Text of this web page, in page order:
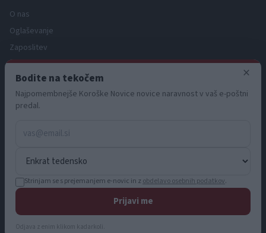
O nas
Oglaševanje
Zaposlitev
Pravno obvestilo
Zasebnost in piškotki
Storitve
Pogoji uporabe
© 2026 KN MEDIA d.o.o. Vse pravice pridržane.
info@koroskenovice.si
×
Bodite na tekočem
Najpomembnejše Koroške Novice novice naravnost v vaš e-poštni
predal.
Strinjam se s prejemanjem e-novic in z obdelavo osebnih podatkov.
Prijavi me
Odjava z enim klikom kadarkoli.